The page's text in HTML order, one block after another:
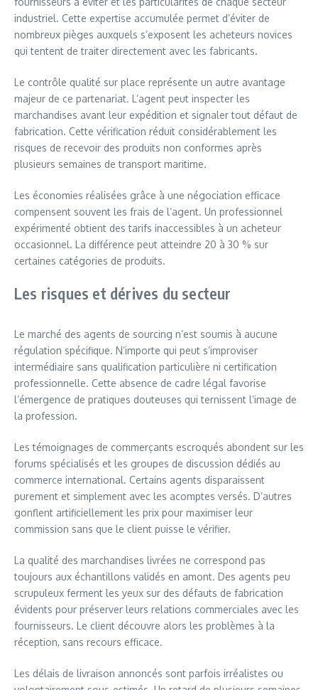
industriel. Cette expertise accumulée permet d’éviter de
nombreux pièges auxquels s’exposent les acheteurs novices
qui tentent de traiter directement avec les fabricants.
Le contrôle qualité sur place représente un autre avantage
majeur de ce partenariat. L’agent peut inspecter les
marchandises avant leur expédition et signaler tout défaut de
fabrication. Cette vérification réduit considérablement les
risques de recevoir des produits non conformes après
plusieurs semaines de transport maritime.
Les économies réalisées grâce à une négociation efficace
compensent souvent les frais de l’agent. Un professionnel
expérimenté obtient des tarifs inaccessibles à un acheteur
occasionnel. La différence peut atteindre 20 à 30 % sur
certaines catégories de produits.
Les risques et dérives du secteur
Le marché des agents de sourcing n’est soumis à aucune
régulation spécifique. N’importe qui peut s’improviser
intermédiaire sans qualification particulière ni certification
professionnelle. Cette absence de cadre légal favorise
l’émergence de pratiques douteuses qui ternissent l’image de
la profession.
Les témoignages de commerçants escroqués abondent sur les
forums spécialisés et les groupes de discussion dédiés au
commerce international. Certains agents disparaissent
purement et simplement avec les acomptes versés. D’autres
gonflent artificiellement les prix pour maximiser leur
commission sans que le client puisse le vérifier.
La qualité des marchandises livrées ne correspond pas
toujours aux échantillons validés en amont. Des agents peu
scrupuleux ferment les yeux sur des défauts de fabrication
évidents pour préserver leurs relations commerciales avec les
fournisseurs. Le client découvre alors les problèmes à la
réception, sans recours efficace.
Les délais de livraison annoncés sont parfois irréalistes ou